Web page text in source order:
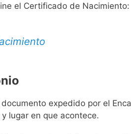
el Certificado de Nacimiento:
expedido por el
lugar en que acontece.